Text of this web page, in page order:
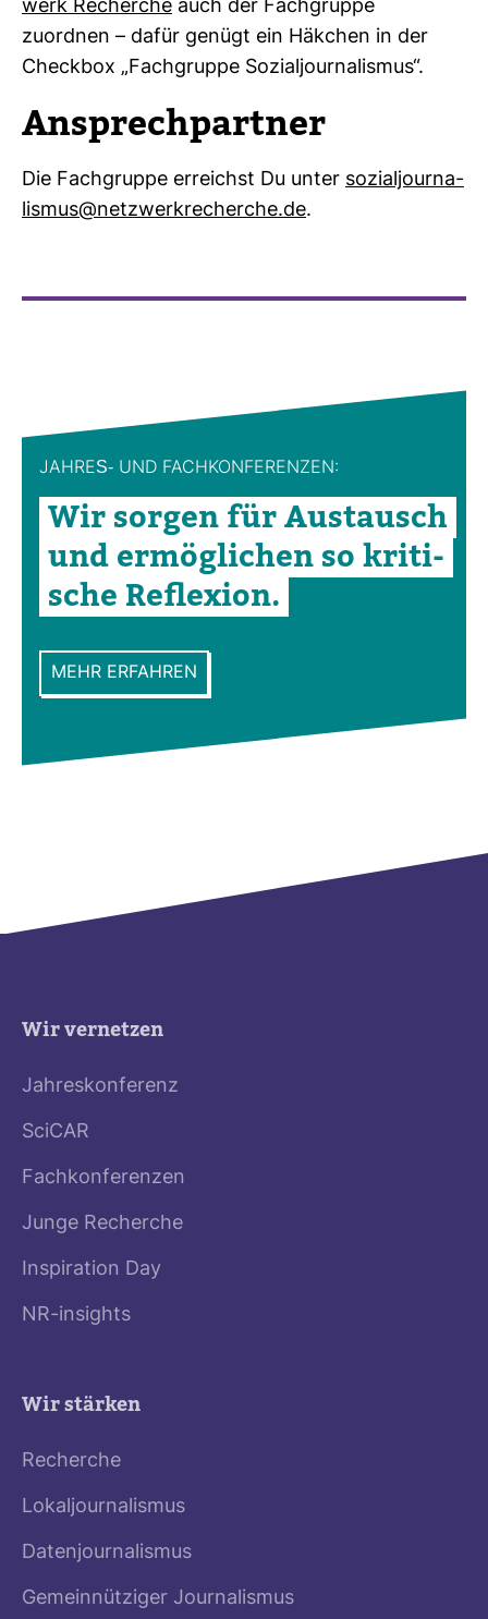
werk Recherche auch der Fach­gruppe
zuordnen – dafür genügt ein Häk­chen in der
Checkbox „Fach­gruppe Sozi­al­jour­na­lismus“.
Ansprech­partner
Die Fach­gruppe erreichst Du unter sozi­al­jour­na­
lismus@netz­werk­re­cherche.de.
JAHRES-​ UND FACH­KON­FE­RENZEN:
Wir sorgen für Aus­tausch
und ermög­li­chen so kri­ti­
sche Refle­xion.
MEHR ERFAHREN
Wir vernetzen
Jahreskonferenz
SciCAR
Fachkonferenzen
Junge Recherche
Inspiration Day
NR-insights
Wir stärken
Recherche
Lokaljournalismus
Datenjournalismus
Gemeinnütziger Journalismus